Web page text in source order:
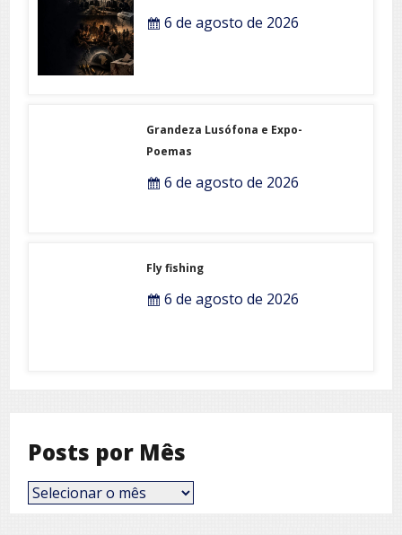
6 de agosto de 2026
Grandeza Lusófona e Expo-
Poemas
6 de agosto de 2026
Fly fishing
6 de agosto de 2026
Posts por Mês
Posts
por